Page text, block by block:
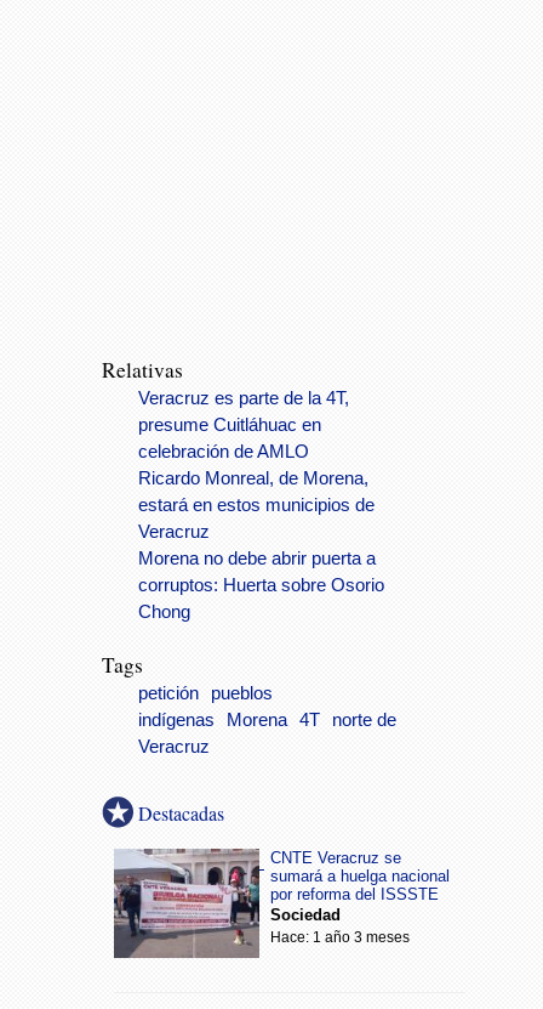
Relativas
Veracruz es parte de la 4T,
presume Cuitláhuac en
celebración de AMLO
Ricardo Monreal, de Morena,
estará en estos municipios de
Veracruz
Morena no debe abrir puerta a
corruptos: Huerta sobre Osorio
Chong
Tags
petición
pueblos
indígenas
Morena 4T
norte de
Veracruz
Destacadas
CNTE Veracruz se
sumará a huelga nacional
por reforma del ISSSTE
Sociedad
Hace: 1 año 3 meses